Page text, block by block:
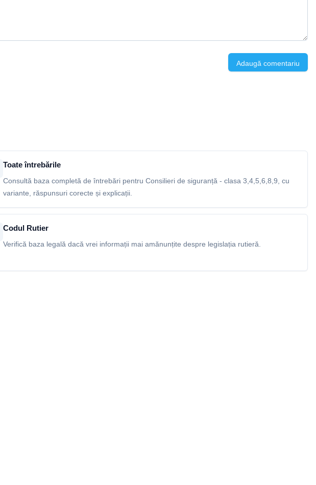
Adaugă comentariu
Toate întrebările
Consultă baza completă de întrebări pentru Consilieri de siguranță - clasa 3,4,5,6,8,9, cu
variante, răspunsuri corecte și explicații.
Codul Rutier
Verifică baza legală dacă vrei informații mai amănunțite despre legislația rutieră.